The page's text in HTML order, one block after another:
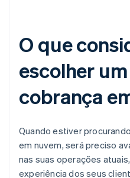
O que
escolher
cobrança
Quando estiver
em nuvem, será preciso
nas suas operações
experiência dos seus